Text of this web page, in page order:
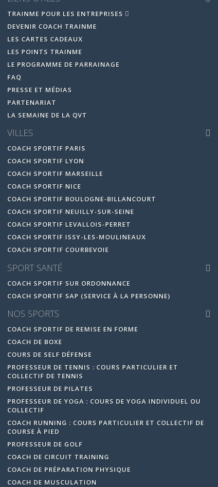
TRAINME POUR LES ENTREPRISES
DEVENIR COACH TRAINME
LES CARTES CADEAUX
LES POINTS TRAINME
LE PROGRAMME DE PARRAINAGE
FAQ
PRESSE ET MÉDIAS
PARTENARIAT
LA SEMAINE DE LA QVT
VILLES
COACH SPORTIF PARIS
COACH SPORTIF LYON
COACH SPORTIF MARSEILLE
COACH SPORTIF NICE
COACH SPORTIF BOULOGNE-BILLANCOURT
COACH SPORTIF NEUILLY-SUR-SEINE
COACH SPORTIF LEVALLOIS-PERRET
COACH SPORTIF ISSY-LES-MOULINEAUX
COACH SPORTIF COURBEVOIE
SPORT SANTÉ
COACH SPORTIF SUR ORDONNANCE
COACH SPORTIF SAP (SERVICE À LA PERSONNE)
NOS SPORTS
COACH SPORTIF DE REMISE EN FORME
COACH DE BOXE
COURS DE SELF DÉFENSE
PROFESSEUR DE TENNIS : COURS PARTICULIER ET
COLLECTIF DE TENNIS
PROFESSEUR DE PILATES
PROFESSEUR DE YOGA : COURS DE YOGA INDIVIDUEL OU
COLLECTIF
COACH RUNNING : COURS PARTICULIER ET COLLECTIF DE
COURSE À PIED
PROFESSEUR DE GOLF
COACH DE CIRCUIT TRAINING
COACH DE PRÉPARATION PHYSIQUE
COACH DE MUSCULATION